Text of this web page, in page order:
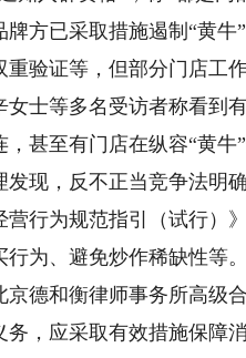
已采取措施遏制“黄牛”
重验证等，但部分门店工
等多名受访者称看到有
甚至有门店在纵容“黄牛”
，反不正当竞争法明确
营行为规范指引（试行）
为、避免炒作稀缺性等。
和衡律师事务所高级合
务，应采取有效措施保障